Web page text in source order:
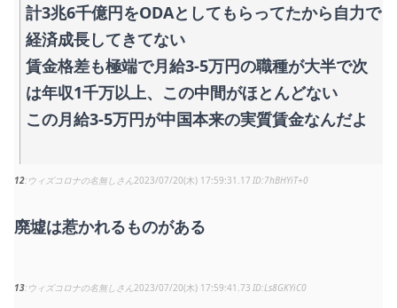
計3兆6千億円をODAとしてもらってたから自力で
経済成長してきてない
賃金格差も極端で月給3-5万円の職種が大半で次
は年収1千万以上、この中間がほとんどない
この月給3-5万円が中国本来の実質賃金なんだよ
12 ウィズコロナの名無しさん2023/07/20(木) 17:59:31.17 7hBHYiT+0
廃墟は惹かれるものがある
13 ウィズコロナの名無しさん2023/07/20(木) 17:59:41.73 Ls8GKYiC0